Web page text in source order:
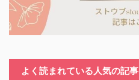
よく読まれている人気の記事